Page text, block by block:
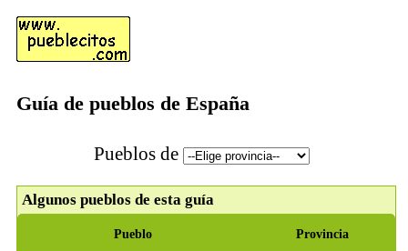
Guía de pueblos de España
Pueblos de
Algunos pueblos de esta guía
Pueblo Provincia